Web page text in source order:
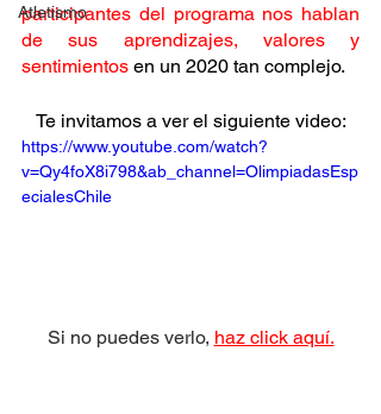
Atletismo
participantes del programa nos hablan
de sus aprendizajes, valores y
sentimientos en un 2020 tan complejo.
Te invitamos a ver el siguiente video:
https://www.youtube.com/watch?
v=Qy4foX8i798&ab_channel=OlimpiadasEsp
ecialesChile
Si no puedes verlo, haz click aquí.